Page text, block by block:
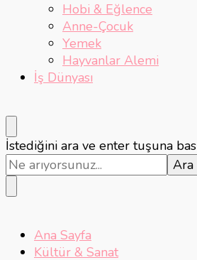
Hobi & Eğlence
Anne-Çocuk
Yemek
Hayvanlar Alemi
İş Dünyası
Bir
şey
mi
arıyorsunuz?
İstediğini ara ve enter tuşuna bas
Ana Sayfa
Kültür & Sanat